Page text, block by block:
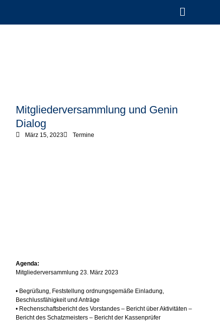
Mitgliederversammlung und Genin
Dialog
März 15, 2023 Termine
Agenda:
Mitgliederversammlung 23. März 2023
• Begrüßung, Feststellung ordnungsgemäße Einladung,
Beschlussfähigkeit und Anträge
• Rechenschaftsbericht des Vorstandes – Bericht über Aktivitäten –
Bericht des Schatzmeisters – Bericht der Kassenprüfer